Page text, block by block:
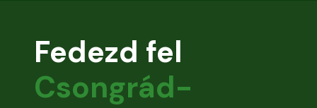
Fedezd fel
Csongrád-